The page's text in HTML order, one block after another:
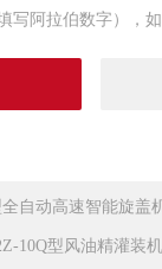
写阿拉伯数字），
全自动高速智能旋盖
10Q型风油精灌装机